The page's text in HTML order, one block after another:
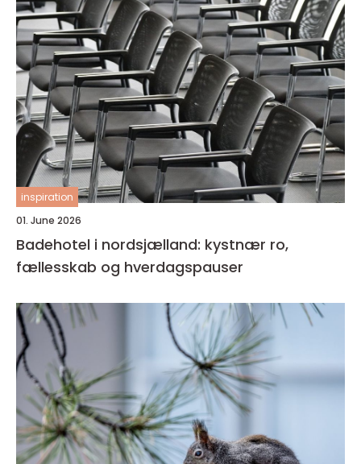
inspiration
01. June 2026
Badehotel i nordsjælland: kystnær ro,
fællesskab og hverdagspauser